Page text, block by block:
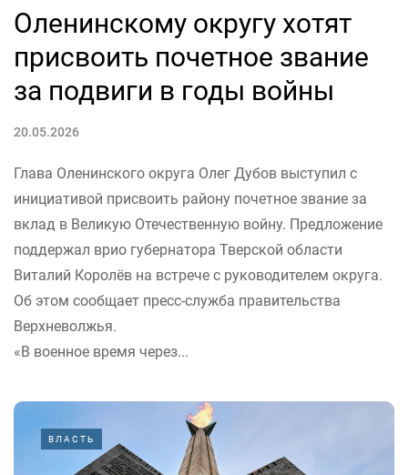
Оленинскому округу хотят
присвоить почетное звание
за подвиги в годы войны
20.05.2026
Глава Оленинского округа Олег Дубов выступил с
инициативой присвоить району почетное звание за
вклад в Великую Отечественную войну. Предложение
поддержал врио губернатора Тверской области
Виталий Королёв на встрече с руководителем округа.
Об этом сообщает пресс-служба правительства
Верхневолжья.
«В военное время через...
ВЛАСТЬ